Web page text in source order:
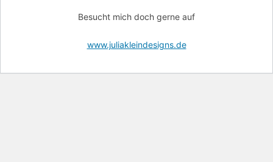
Besucht mich doch gerne auf
www.juliakleindesigns.de